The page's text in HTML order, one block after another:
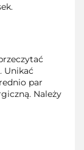
Unikać
par
Należy